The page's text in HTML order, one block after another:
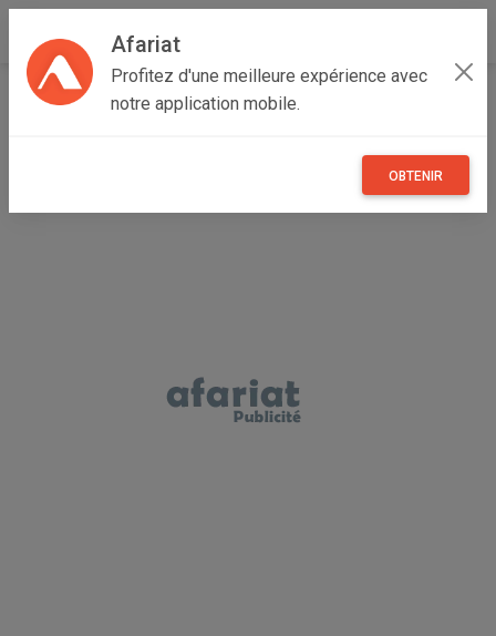
Afariat
Profitez d'une meilleure expérience avec
notre application mobile.
OBTENIR
Accueil Multimedia Cap bon - Sahel